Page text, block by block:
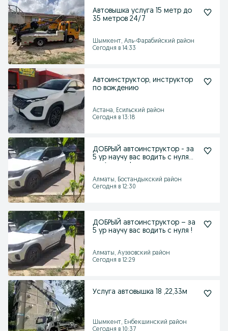
Автовышка услуга 15 метр до
35 метров 24/7
Шымкент, Аль-Фарабийский район
Сегодня в 14:33
Автоинструктор, инструктор
по вождению
Астана, Есильский район
Сегодня в 13:18
ДОБРЫЙ автоинструктор - за
5 ур научу вас водить с нуля
Алматы, Бостандыкский район
Сегодня в 12:30
ДОБРЫЙ автоинструктор – за
5 ур научу вас водить с нуля !
Алматы, Ауэзовский район
Сегодня в 12:29
Услуга автовышка 18 ,22,33м
Шымкент, Енбекшинский район
Сегодня в 10:37